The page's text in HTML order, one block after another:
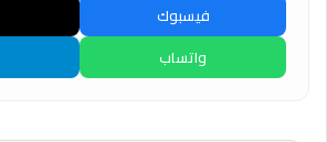
فيسبوك
واتساب